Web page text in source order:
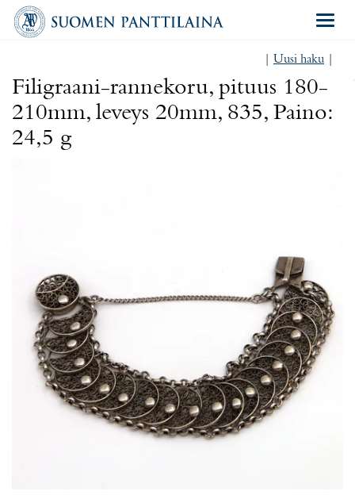
Uusi haku
Filigraani-rannekoru, pituus 180-
210mm, leveys 20mm, 835, Paino:
24,5 g